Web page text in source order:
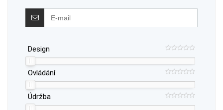
Design
Ovládání
Údržba